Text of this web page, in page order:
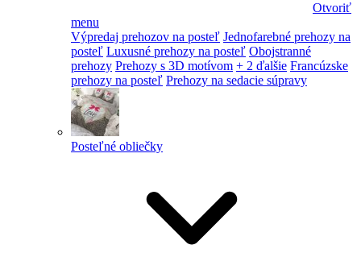
Otvoriť
menu
Výpredaj prehozov na posteľ Jednofarebné prehozy na
posteľ Luxusné prehozy na posteľ Obojstranné
prehozy Prehozy s 3D motívom + 2 ďalšie Francúzske
prehozy na posteľ Prehozy na sedacie súpravy
Posteľné obliečky